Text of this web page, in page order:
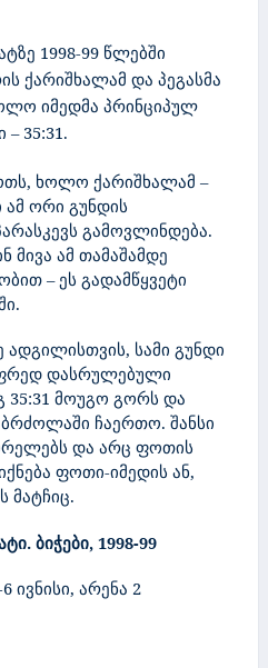
1998-99 წლებში
ქარიშხალამ და პეგასმა
იმედმა პრინციპულ
35:31.
ხოლო ქარიშხალამ –
ამ ორი გუნდის
გამოვლინდება.
მივა ამ თამაშამდე
– ეს გადამწყვეტი
სამი გუნდი
დასრულებული
35:31 მოუგო გორს და
ჩაერთო. შანსი
და არც ფოთის
ფოთი-იმედის ან,
მატჩიც.
ბიჭები, 1998-99
ივნისი, არენა 2